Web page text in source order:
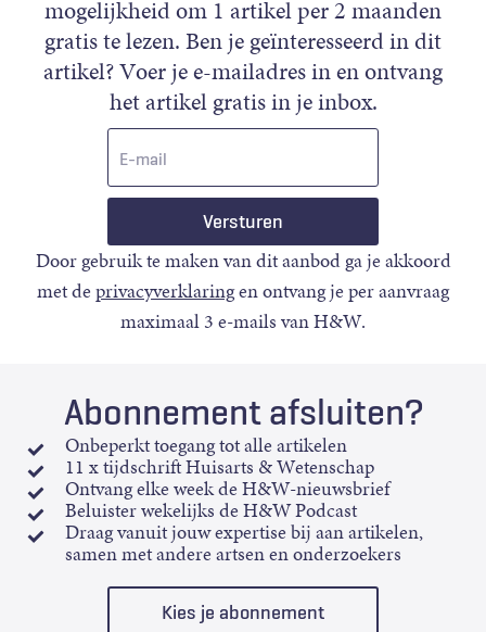
mogelijkheid om 1 artikel per 2 maanden
gratis te lezen. Ben je geïnteresseerd in dit
artikel? Voer je e-mailadres in en ontvang
het artikel gratis in je inbox.
Door gebruik te maken van dit aanbod ga je akkoord
met deprivacyverklaringen ontvang je per aanvraag
maximaal 3 e-mails van H&W.
Abonnement afsluiten?
Onbeperkt toegang tot alle artikelen
11 x tijdschrift Huisarts & Wetenschap
Ontvang elke week de H&W-nieuwsbrief
Beluister wekelijks de H&W Podcast
Draag vanuit jouw expertise bij aan artikelen,
samen met andere artsen en onderzoekers
Kies je abonnement